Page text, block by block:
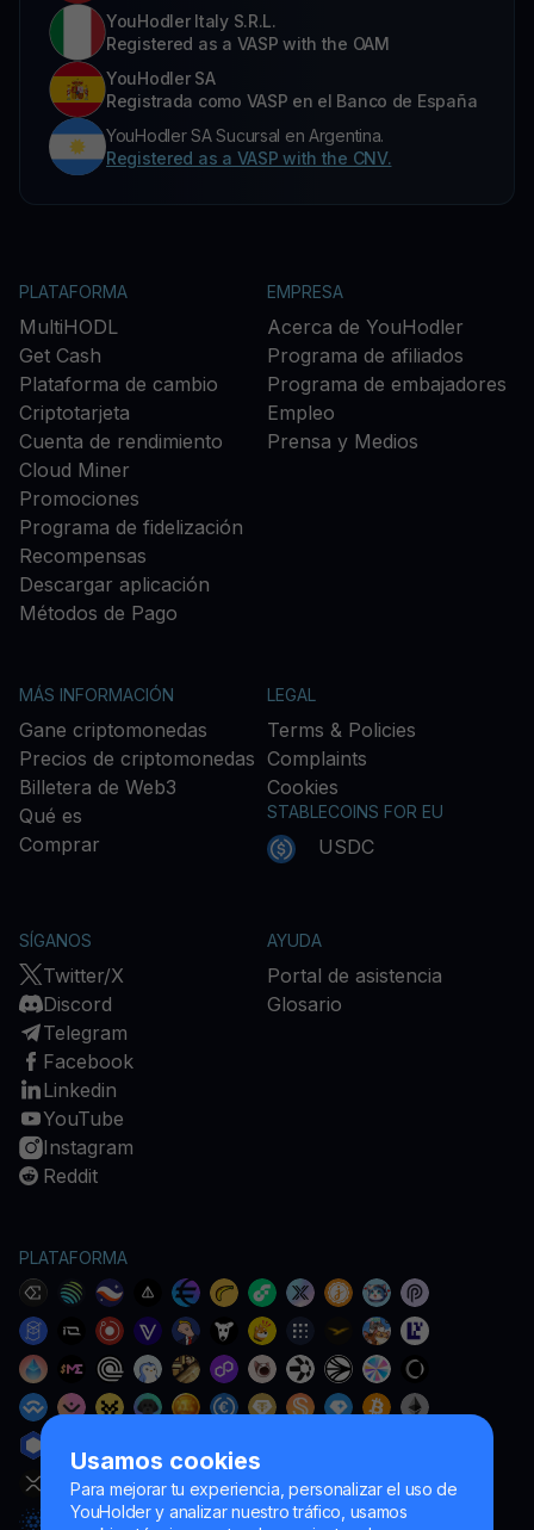
Usamos cookies
Para mejorar tu experiencia, personalizar el uso de
YouHolder y analizar nuestro tráfico, usamos
YouHodler Italy S.R.L.
Registered as a VASP with the OAM
YouHodler SA
Registrada como VASP en el Banco de España
YouHodler SA Sucursal en Argentina.
Registered as a VASP with the CNV.
PLATAFORMA
MultiHODL
Get Cash
Plataforma de cambio
Criptotarjeta
Cuenta de rendimiento
Cloud Miner
Promociones
Programa de fidelización
Recompensas
Descargar aplicación
Métodos de Pago
EMPRESA
Acerca de YouHodler
Programa de afiliados
Programa de embajadores
Empleo
Prensa y Medios
MÁS INFORMACIÓN
Gane criptomonedas
Precios de criptomonedas
Billetera de Web3
Qué es
Comprar
LEGAL
Terms & Policies
Complaints
Cookies
STABLECOINS FOR EU
USDC
SÍGANOS
Twitter/X
Discord
Telegram
Facebook
Linkedin
YouTube
Instagram
Reddit
AYUDA
Portal de asistencia
Glosario
PLATAFORMA